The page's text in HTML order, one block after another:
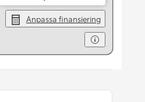
Anpassa finansiering